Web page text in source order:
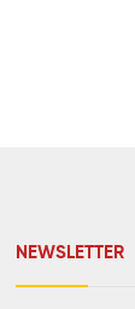
NEWSLETTER